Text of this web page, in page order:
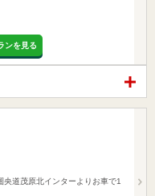
ンを見る
道茂原北インターよりお車で1